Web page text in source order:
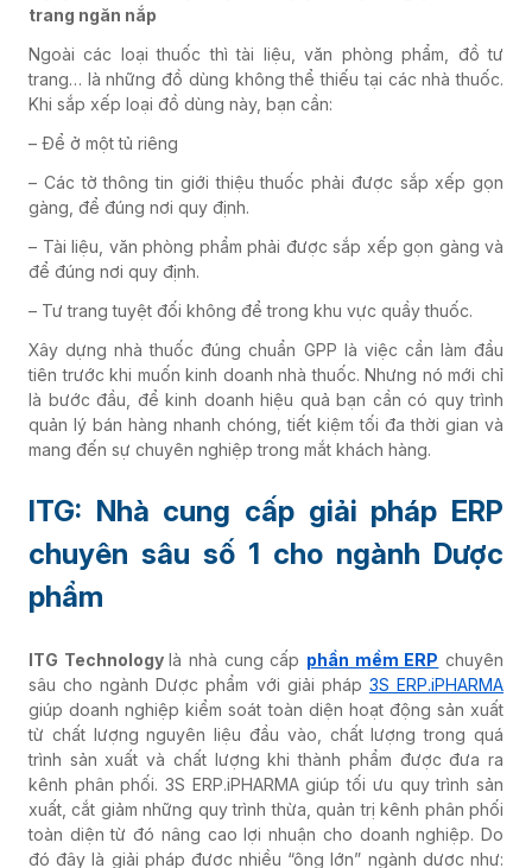
trang ngăn nắp
Ngoài các loại thuốc thì tài liệu, văn phòng phẩm, đồ tư
trang… là những đồ dùng không thể thiếu tại các nhà thuốc.
Khi sắp xếp loại đồ dùng này, bạn cần:
– Để ở một tủ riêng
– Các tờ thông tin giới thiệu thuốc phải được sắp xếp gọn
gàng, để đúng nơi quy định.
– Tài liệu, văn phòng phẩm phải được sắp xếp gọn gàng và
để đúng nơi quy định.
– Tư trang tuyệt đối không để trong khu vực quầy thuốc.
Xây dựng nhà thuốc đúng chuẩn GPP là việc cần làm đầu
tiên trước khi muốn kinh doanh nhà thuốc. Nhưng nó mới chỉ
là bước đầu, để kinh doanh hiệu quả bạn cần có quy trình
quản lý bán hàng nhanh chóng, tiết kiệm tối đa thời gian và
mang đến sự chuyên nghiệp trong mắt khách hàng.
ITG: Nhà cung cấp giải pháp ERP
chuyên sâu số 1 cho ngành Dược
phẩm
ITG Technologylà nhà cung cấp phần mềm ERP chuyên
sâu cho ngành Dược phẩm với giải pháp 3S ERP.iPHARMA
giúp doanh nghiệp kiểm soát toàn diện hoạt động sản xuất
từ chất lượng nguyên liệu đầu vào, chất lượng trong quá
trình sản xuất và chất lượng khi thành phẩm được đưa ra
kênh phân phối. 3S ERP.iPHARMA giúp tối ưu quy trình sản
xuất, cắt giảm những quy trình thừa, quản trị kênh phân phối
toàn diện từ đó nâng cao lợi nhuận cho doanh nghiệp. Do
đó đây là giải pháp được nhiều “ông lớn” ngành dược như: